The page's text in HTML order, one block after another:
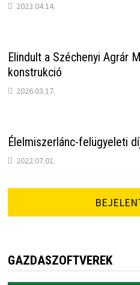
2023.04.14.
Elindult a Széchenyi Agrár
konstrukció
2026.03.17.
Élelmiszerlánc-felügyeleti
2022.07.01.
GAZDASZOFTVEREK